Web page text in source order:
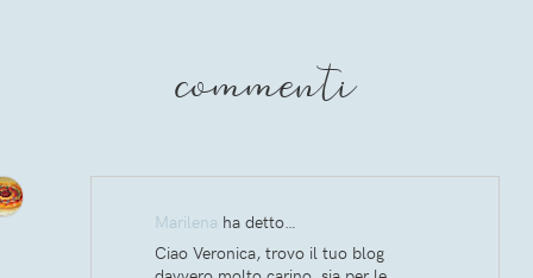
commenti
Marilena ha detto…
Ciao Veronica, trovo il tuo blog